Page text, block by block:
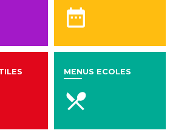
date_range
MENUS ECOLES
local_dining